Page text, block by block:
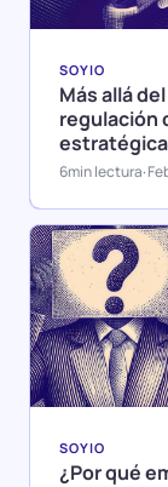
SOYIO
Más allá
regulación
estratégica
6min lectura·
SOYIO
¿Por qué